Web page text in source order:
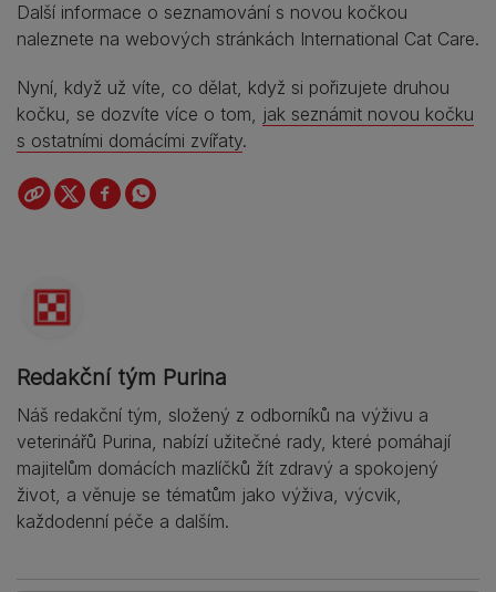
Další informace o seznamování s novou kočkou
naleznete na webových stránkách International Cat Care.
Nyní, když už víte, co dělat, když si pořizujete druhou
kočku, se dozvíte více o tom, jak seznámit novou kočku
s ostatními domácími zvířaty.
Redakční tým Purina
Náš redakční tým, složený z odborníků na výživu a
veterinářů Purina, nabízí užitečné rady, které pomáhají
majitelům domácích mazlíčků žít zdravý a spokojený
život, a věnuje se tématům jako výživa, výcvik,
každodenní péče a dalším.